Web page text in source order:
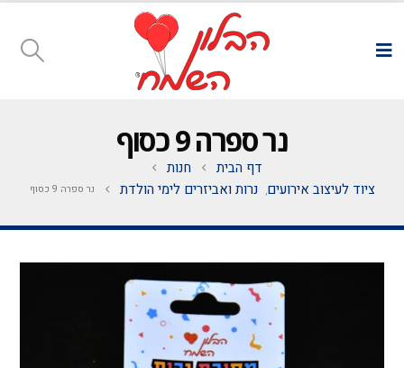
נר ספרה 9 כסוף
דף הבית
חנות
ציוד לעיצוב אירועים, נרות ואביזרים לימי הולדת נר ספרה 9 כסוף